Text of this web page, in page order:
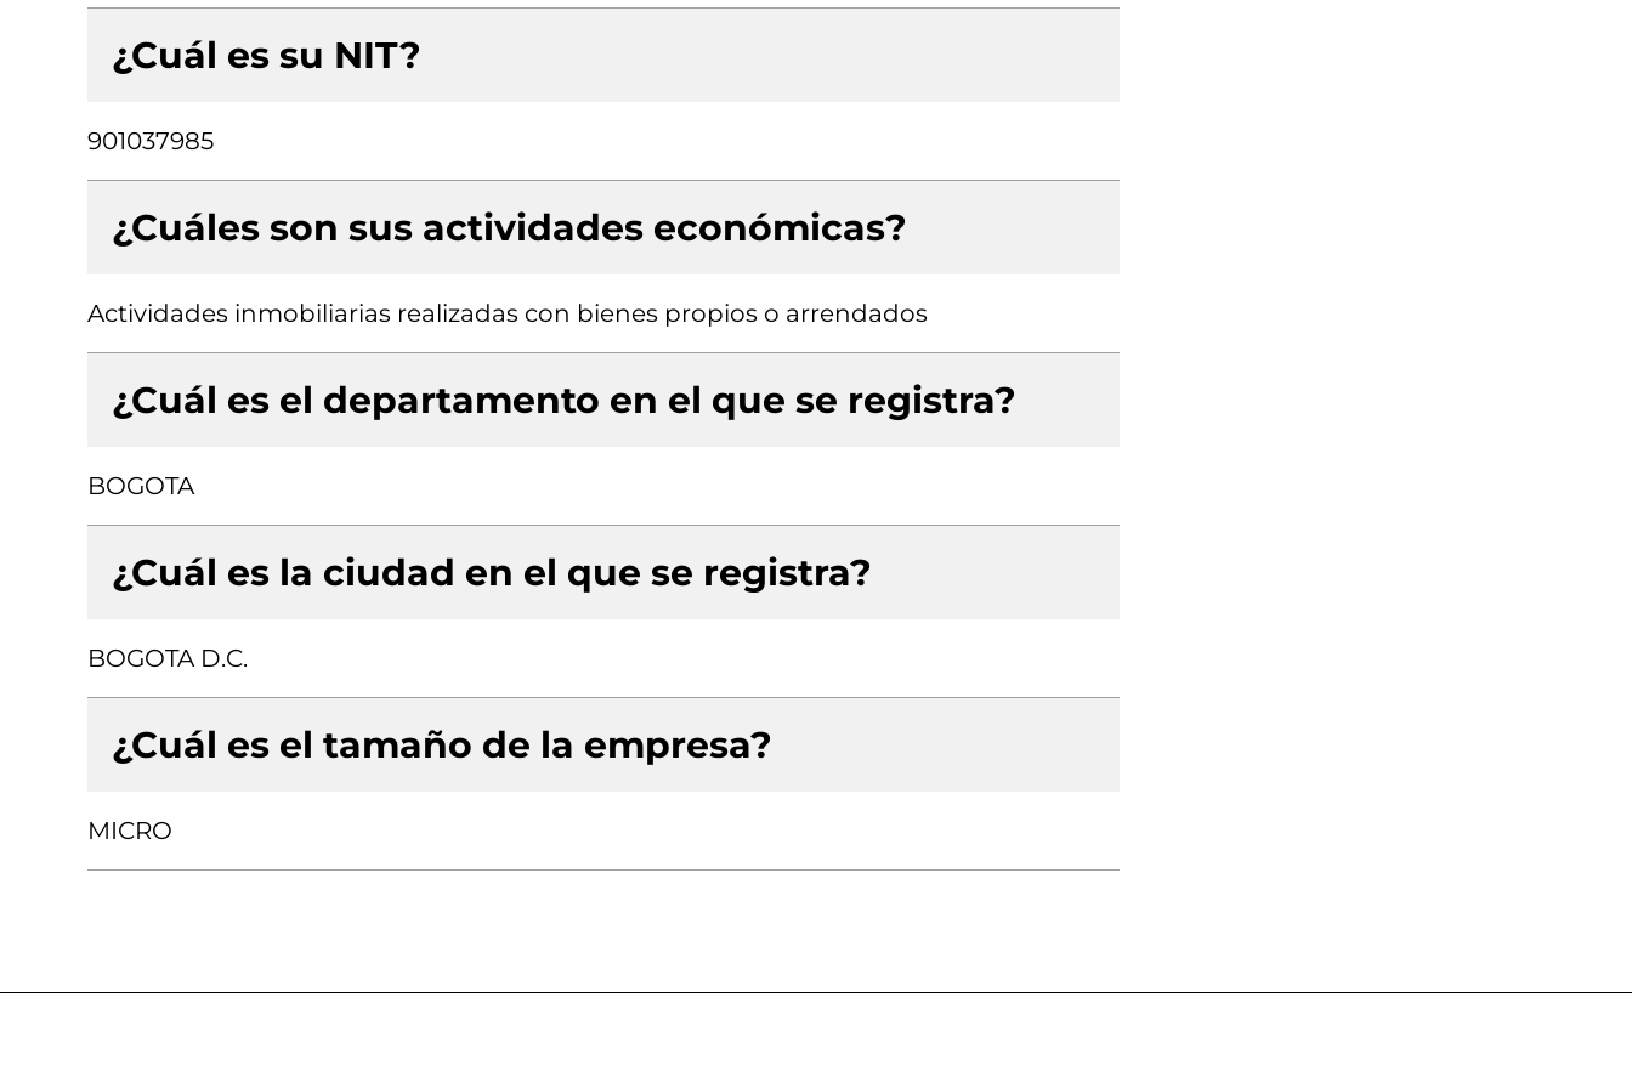
¿Cuál es su NIT?
901037985
¿Cuáles son sus actividades económicas?
Actividades inmobiliarias realizadas con bienes propios o arrendados
¿Cuál es el departamento en el que se registra?
BOGOTA
¿Cuál es la ciudad en el que se registra?
BOGOTA D.C.
¿Cuál es el tamaño de la empresa?
MICRO